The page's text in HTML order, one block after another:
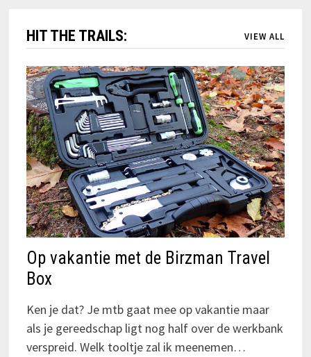
HIT THE TRAILS: VIEW ALL
Op vakantie met de Birzman Travel
Box
Ken je dat? Je mtb gaat mee op vakantie maar
als je gereedschap ligt nog half over de werkbank
verspreid. Welk tooltje zal ik meenemen…